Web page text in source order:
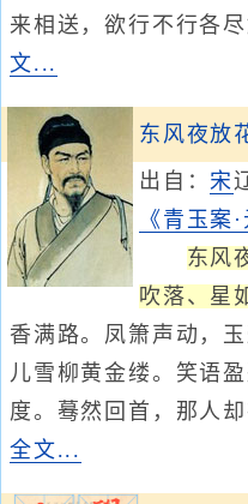
来相送，欲行不行各尽
文...
东风夜放
出自：宋
《青玉案·
东风
吹落、星
香满路。凤箫声动，
儿雪柳黄金缕。笑语
度。蓦然回首，那人
全文...